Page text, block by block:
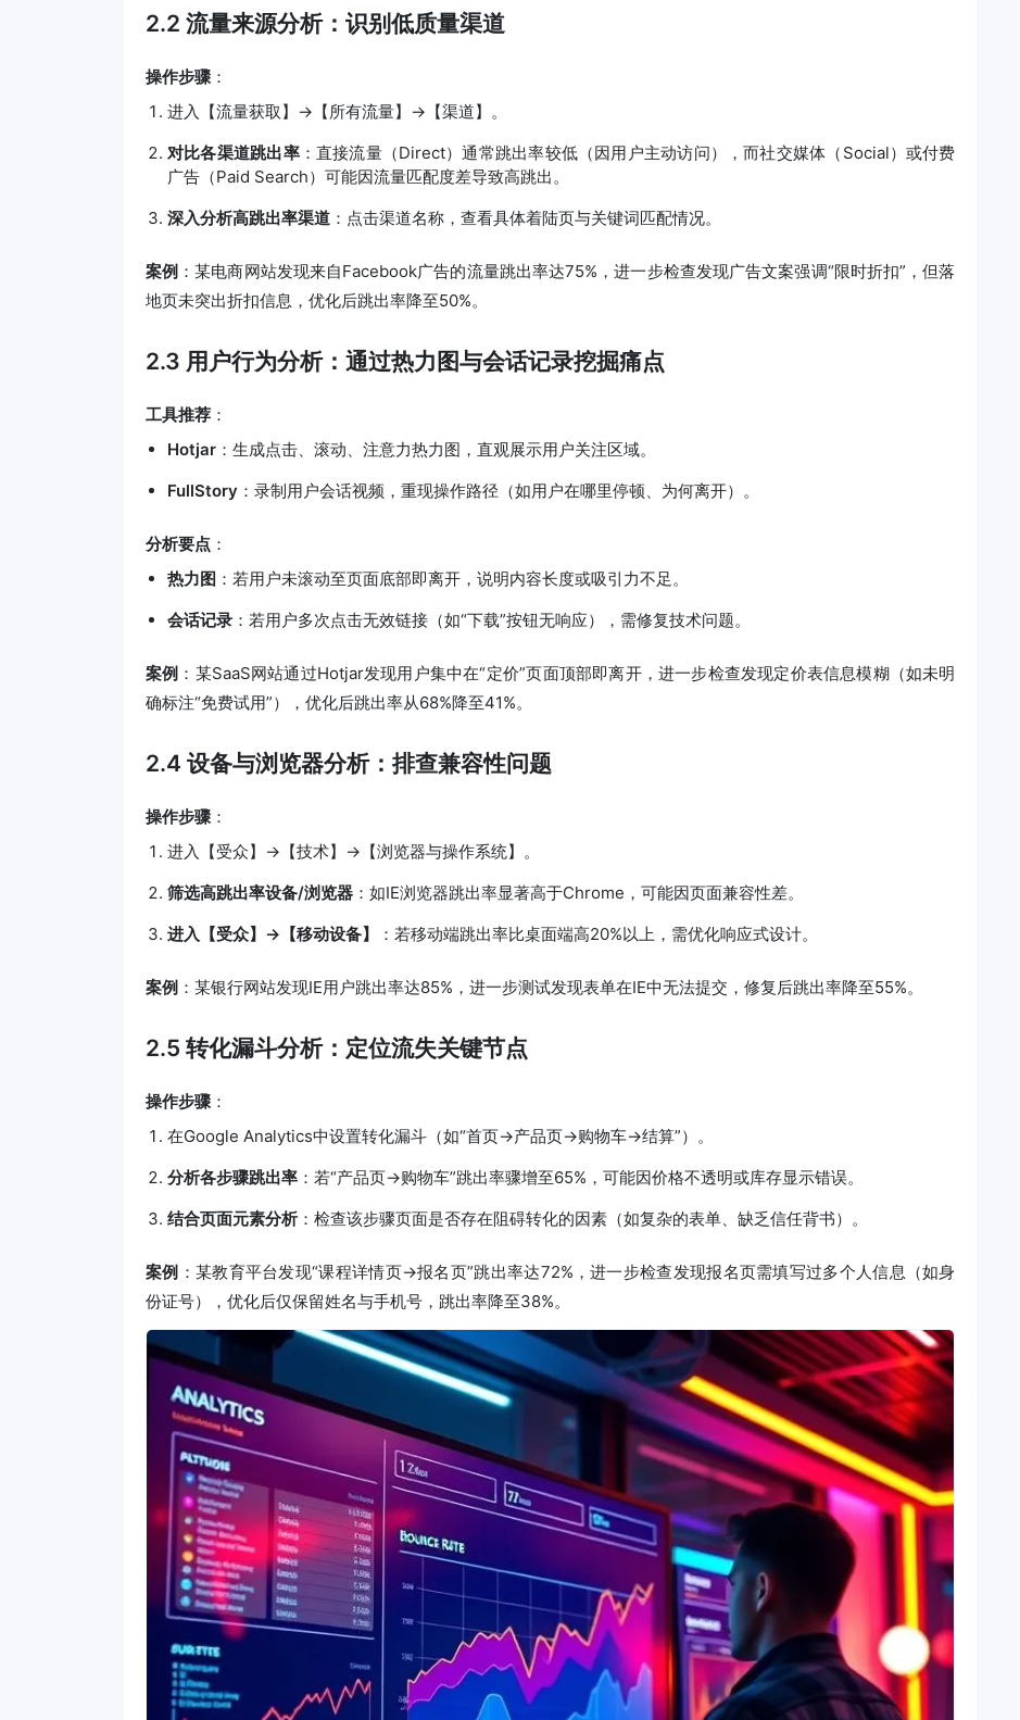
2.2 流量来源分析：识别低质量渠道
操作步骤：
进入【流量获取】→【所有流量】→【渠道】。
对比各渠道跳出率：直接流量（Direct）通常跳出率较低（因用户主动访问），而社交媒体（Social）或付费
广告（Paid Search）可能因流量匹配度差导致高跳出。
深入分析高跳出率渠道 ：点击渠道名称，查看具体着陆页与关键词匹配情况。
案例 ：某电商网站发现来自Facebook广告的流量跳出率达75%，进一步检查发现广告文案强调“限时折扣”，但落
地页未突出折扣信息，优化后跳出率降至50%。
2.3 用户行为分析：通过热力图与会话记录挖掘痛点
工具推荐 ：
Hotjar ：生成点击、滚动、注意力热力图，直观展示用户关注区域。
FullStory ：录制用户会话视频，重现操作路径（如用户在哪里停顿、为何离开）。
分析要点 ：
热力图 ：若用户未滚动至页面底部即离开，说明内容长度或吸引力不足。
会话记录 ：若用户多次点击无效链接（如“下载”按钮无响应），需修复技术问题。
案例 ：某SaaS网站通过Hotjar发现用户集中在“定价”页面顶部即离开，进一步检查发现定价表信息模糊（如未明
确标注“免费试用”），优化后跳出率从68%降至41%。
2.4 设备与浏览器分析：排查兼容性问题
操作步骤：
进入【受众】→【技术】→【浏览器与操作系统】。
筛选高跳出率设备/浏览器 ：如IE浏览器跳出率显著高于Chrome，可能因页面兼容性差。
进入【受众】→【移动设备】
：若移动端跳出率比桌面端高20%以上，需优化响应式设计。
案例 ：某银行网站发现IE用户跳出率达85%，进一步测试发现表单在IE中无法提交，修复后跳出率降至55%。
2.5 转化漏斗分析：定位流失关键节点
操作步骤：
在Google Analytics中设置转化漏斗（如“首页→产品页→购物车→结算”）。
分析各步骤跳出率 ：若“产品页→购物车”跳出率骤增至65%，可能因价格不透明或库存显示错误。
结合页面元素分析：检查该步骤页面是否存在阻碍转化的因素（如复杂的表单、缺乏信任背书）。
案例 ：某教育平台发现“课程详情页→报名页”跳出率达72%，进一步检查发现报名页需填写过多个人信息（如身
份证号），优化后仅保留姓名与手机号，跳出率降至38%。